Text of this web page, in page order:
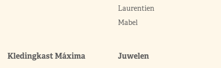
Laurentien
Mabel
Kledingkast Máxima Juwelen